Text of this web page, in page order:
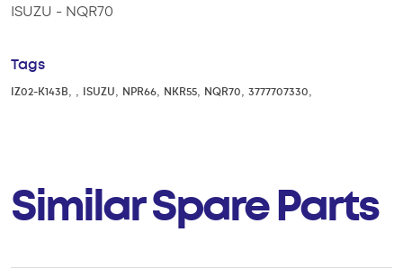
ISUZU - NQR70
Tags
IZ02-K143B, , ISUZU, NPR66, NKR55, NQR70, 3777707330,
Similar Spare Parts